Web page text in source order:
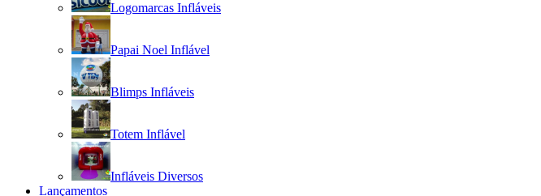
Logomarcas Infláveis
Papai Noel Inflável
Blimps Infláveis
Totem Inflável
Infláveis Diversos
Lançamentos